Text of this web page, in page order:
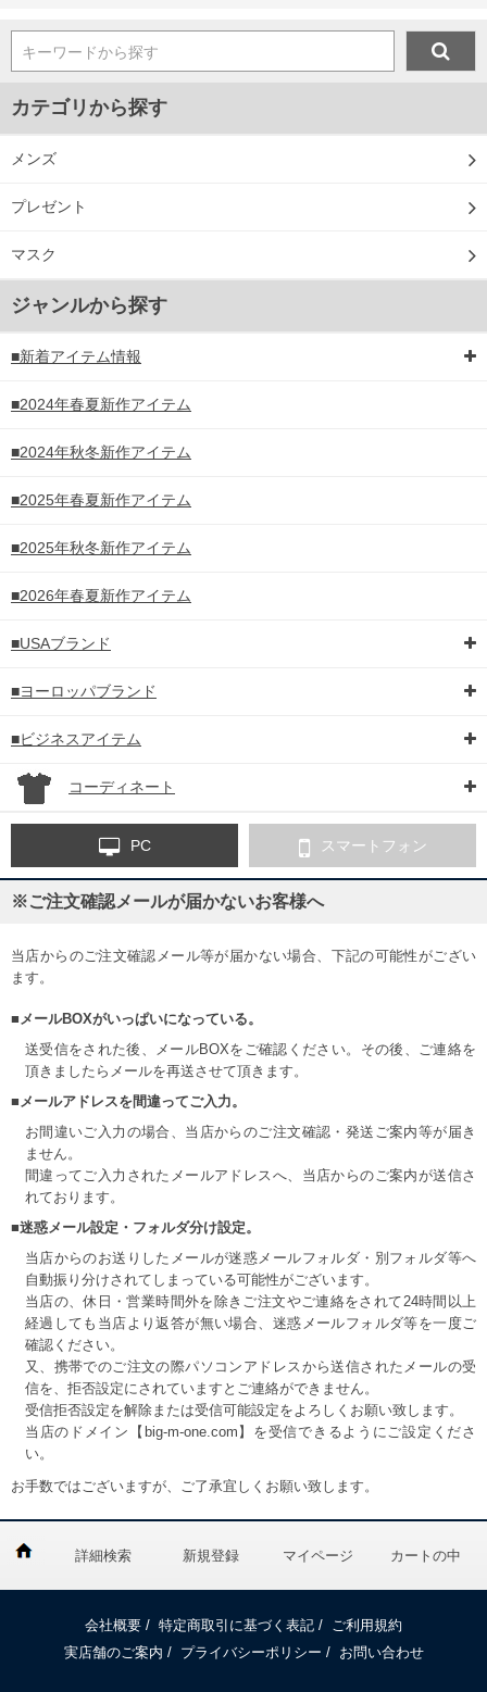
キーワードから探す
カテゴリから探す
メンズ
プレゼント
マスク
ジャンルから探す
■新着アイテム情報
■2024年春夏新作アイテム
■2024年秋冬新作アイテム
■2025年春夏新作アイテム
■2025年秋冬新作アイテム
■2026年春夏新作アイテム
■USAブランド
■ヨーロッパブランド
■ビジネスアイテム
コーディネート
PC スマートフォン
※ご注文確認メールが届かないお客様へ
当店からのご注文確認メール等が届かない場合、下記の可能性がござい
ます。
■メールBOXがいっぱいになっている。
送受信をされた後、メールBOXをご確認ください。その後、ご連絡を
頂きましたらメールを再送させて頂きます。
■メールアドレスを間違ってご入力。
お間違いご入力の場合、当店からのご注文確認・発送ご案内等が届き
ません。
間違ってご入力されたメールアドレスへ、当店からのご案内が送信さ
れております。
■迷惑メール設定・フォルダ分け設定。
当店からのお送りしたメールが迷惑メールフォルダ・別フォルダ等へ
自動振り分けされてしまっている可能性がございます。
当店の、休日・営業時間外を除きご注文やご連絡をされて24時間以上
経過しても当店より返答が無い場合、迷惑メールフォルダ等を一度ご
確認ください。
又、携帯でのご注文の際パソコンアドレスから送信されたメールの受
信を、拒否設定にされていますとご連絡ができません。
受信拒否設定を解除または受信可能設定をよろしくお願い致します。
当店のドメイン【big-m-one.com】を受信できるようにご設定くださ
い。
お手数ではございますが、ご了承宜しくお願い致します。
詳細検索 新規登録 マイページ カートの中
会社概要 / 特定商取引に基づく表記 / ご利用規約
実店舗のご案内 / プライバシーポリシー / お問い合わせ